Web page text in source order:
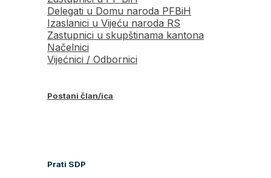
Delegati u Domu naroda PFBiH
Izaslanici u Vijeću naroda RS
Zastupnici u skupštinama kantona
Načelnici
Vijećnici / Odbornici
Postani član/ica
Prati SDP